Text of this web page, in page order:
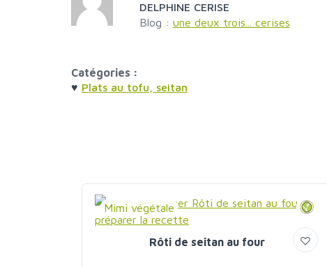
DELPHINE CERISE
Blog : une deux trois... cerises
Catégories :
♥ Plats au tofu, seitan
Mimi végétale
Rôti de seitan au four